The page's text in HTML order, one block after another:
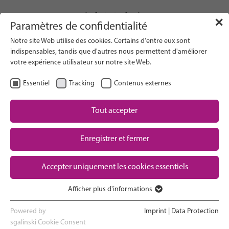
Downloads
Search on Website
Research
Advocacy & Policy
Maternal & Newborn Health
Network
✕
Paramètres de confidentialité
Notre site Web utilise des cookies. Certains d'entre eux sont
indispensables, tandis que d'autres nous permettent d'améliorer
votre expérience utilisateur sur notre site Web.
Essentiel Tracking Contenus externes
Tout accepter
Enregistrer et fermer
Accepter uniquement les cookies essentiels
Les cookies essentiels sont nécessaires au bon fonctionnement
du site web. Ils garantissent le bon fonctionnement du site web.
Afficher plus d'informations
Powered by
sgalinski Cookie Consent
Imprint Data Protection